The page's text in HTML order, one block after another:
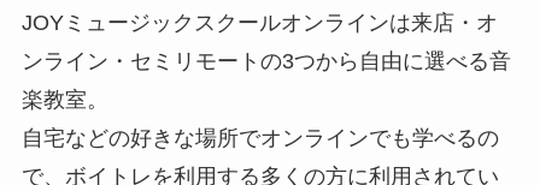
JOYミュージックスクールオンラインは来店・オ
ンライン・セミリモートの3つから自由に選べる音
楽教室。
自宅などの好きな場所でオンラインでも学べるの
で、ボイトレを利用する多くの方に利用されてい